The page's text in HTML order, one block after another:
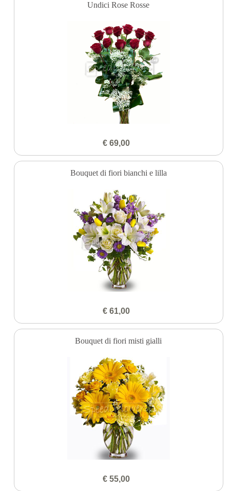
Undici Rose Rosse
€ 69,00
Bouquet di fiori bianchi e lilla
€ 61,00
Bouquet di fiori misti gialli
€ 55,00